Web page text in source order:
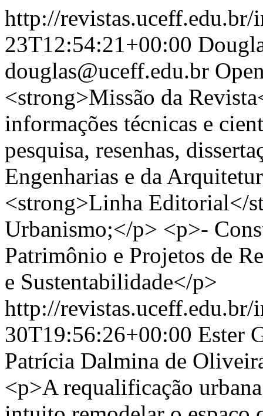
http://
23T12:54:21+00:00
douglas@uceff.edu.br
<strong>Missão da
informações técnicas e
pesquisa, resenhas,
Engenharias e da
<strong>Linha Editorial</
Urbanismo;</p> <p>-
Patrimônio e Projetos de
e Sustentabilidade</p>
http://
30T19:56:26+00:00 Ester
Patrícia Dalmina de
<p>A requalificação